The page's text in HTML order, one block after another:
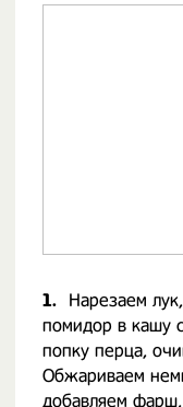
1.
Нарезаем
помидор в кашу
попку перца,
Обжариваем
добавляем